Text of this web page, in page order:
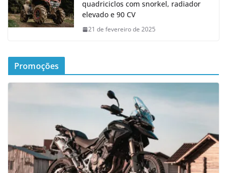
quadriciclos com snorkel, radiador
elevado e 90 CV
21 de fevereiro de 2025
Promoções